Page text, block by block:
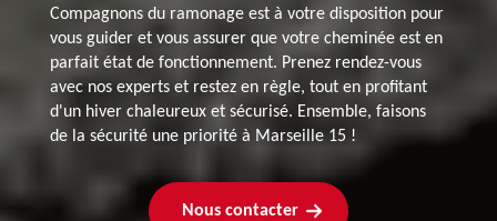
Compagnons du ramonage est à votre disposition pour
vous guider et vous assurer que votre cheminée est en
parfait état de fonctionnement. Prenez rendez-vous
avec nos experts et restez en règle, tout en profitant
d'un hiver chaleureux et sécurisé. Ensemble, faisons
de la sécurité une priorité à Marseille 15 !
Nous contacter